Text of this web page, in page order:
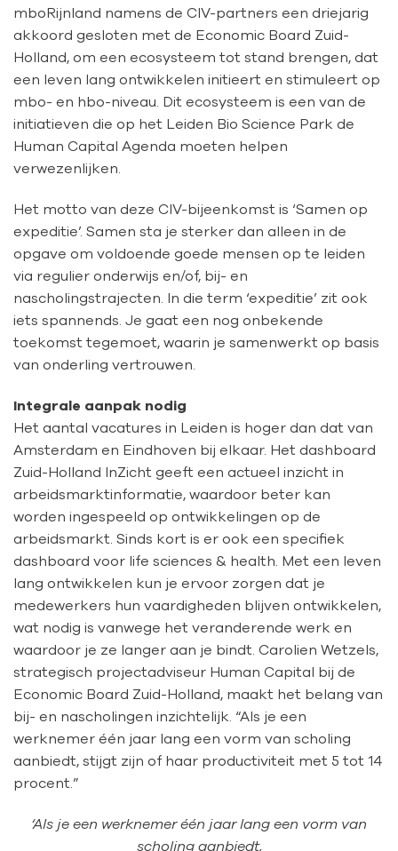
mboRijnland namens de CIV-partners een driejarig
akkoord gesloten met de Economic Board Zuid-
Holland, om een ecosysteem tot stand brengen, dat
een leven lang ontwikkelen initieert en stimuleert op
mbo- en hbo-niveau. Dit ecosysteem is een van de
initiatieven die op het Leiden Bio Science Park de
Human Capital Agenda moeten helpen
verwezenlijken.
Het motto van deze CIV-bijeenkomst is ‘Samen op
expeditie’. Samen sta je sterker dan alleen in de
opgave om voldoende goede mensen op te leiden
via regulier onderwijs en/of, bij- en
nascholingstrajecten. In die term ‘expeditie’ zit ook
iets spannends. Je gaat een nog onbekende
toekomst tegemoet, waarin je samenwerkt op basis
van onderling vertrouwen.
Integrale aanpak nodig
Het aantal vacatures in Leiden is hoger dan dat van
Amsterdam en Eindhoven bij elkaar. Het dashboard
Zuid-Holland InZicht geeft een actueel inzicht in
arbeidsmarktinformatie, waardoor beter kan
worden ingespeeld op ontwikkelingen op de
arbeidsmarkt. Sinds kort is er ook een specifiek
dashboard voor life sciences & health. Met een leven
lang ontwikkelen kun je ervoor zorgen dat je
medewerkers hun vaardigheden blijven ontwikkelen,
wat nodig is vanwege het veranderende werk en
waardoor je ze langer aan je bindt. Carolien Wetzels,
strategisch projectadviseur Human Capital bij de
Economic Board Zuid-Holland, maakt het belang van
bij- en nascholingen inzichtelijk. “Als je een
werknemer één jaar lang een vorm van scholing
aanbiedt, stijgt zijn of haar productiviteit met 5 tot 14
procent.”
‘Als je een werknemer één jaar lang een vorm van
scholing aanbiedt,